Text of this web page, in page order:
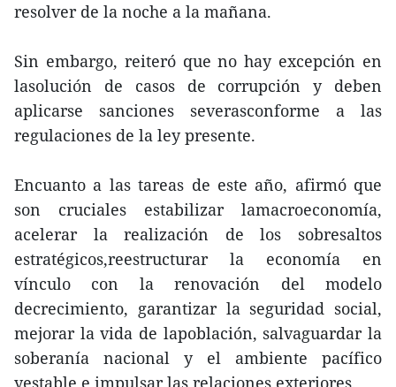
resolver de la noche a la mañana.
Sin embargo, reiteró que no hay excepción en
lasolución de casos de corrupción y deben
aplicarse sanciones severasconforme a las
regulaciones de la ley presente.
Encuanto a las tareas de este año, afirmó que
son cruciales estabilizar lamacroeconomía,
acelerar la realización de los sobresaltos
estratégicos,reestructurar la economía en
vínculo con la renovación del modelo
decrecimiento, garantizar la seguridad social,
mejorar la vida de lapoblación, salvaguardar la
soberanía nacional y el ambiente pacífico
yestable e impulsar las relaciones exteriores.